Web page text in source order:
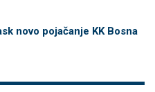
novo pojačanje KK Bosna